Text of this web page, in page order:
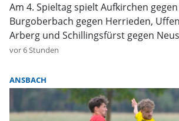
Am 4. Spieltag spielt Aufkirchen
Burgoberbach gegen Herrieden,
Arberg und Schillingsfürst gegen
vor 6 Stunden
ANSBACH